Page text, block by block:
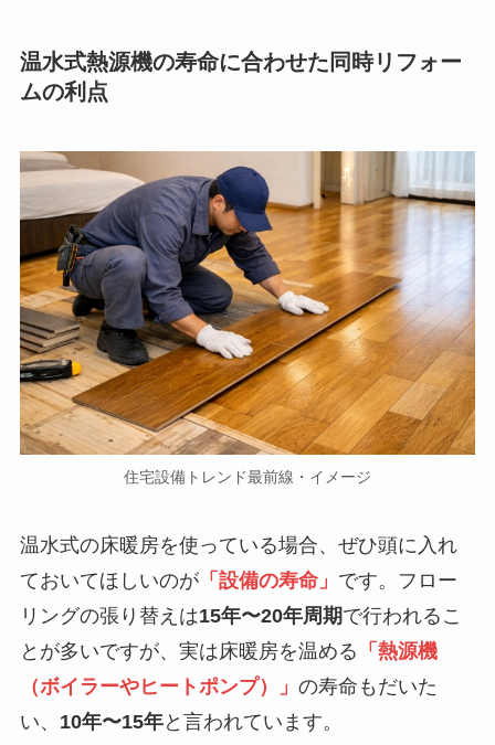
温水式熱源機の寿命に合わせた同時リフォー
ムの利点
住宅設備トレンド最前線・イメージ
温水式の床暖房を使っている場合、ぜひ頭に入れ
ておいてほしいのが「設備の寿命」 です。フロー
リングの張り替えは15年〜20年周期で行われるこ
とが多いですが、実は床暖房を温める 「熱源機
（ボイラーやヒートポンプ）」 の寿命もだいた
い、 10年〜15年と言われています。